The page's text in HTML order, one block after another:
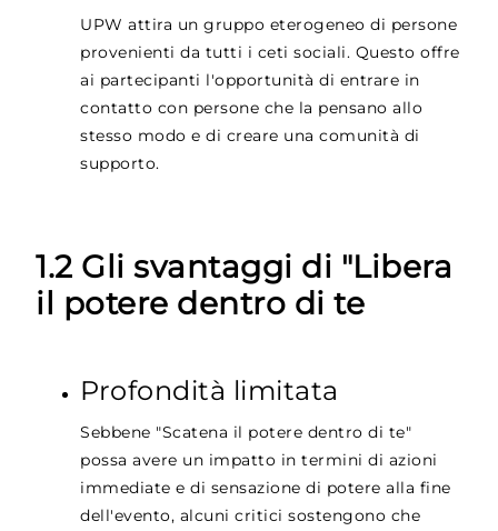
UPW attira un gruppo eterogeneo di persone
provenienti da tutti i ceti sociali. Questo offre
ai partecipanti l'opportunità di entrare in
contatto con persone che la pensano allo
stesso modo e di creare una comunità di
supporto.
1.2 Gli svantaggi di "Libera
il potere dentro di te
Profondità limitata
Sebbene "Scatena il potere dentro di te"
possa avere un impatto in termini di azioni
immediate e di sensazione di potere alla fine
dell'evento, alcuni critici sostengono che